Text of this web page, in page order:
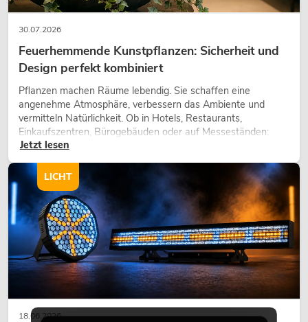
30.07.2026
Feuerhemmende Kunstpflanzen: Sicherheit und
Design perfekt kombiniert
Pflanzen machen Räume lebendig. Sie schaffen eine
angenehme Atmosphäre, verbessern das Ambiente und
vermitteln Natürlichkeit. Ob in Hotels, Restaurants,
Einkaufszentren, Bürogebäuden oder auf Messeständen:
eine hochwertige Begrünung gehört heute längst zum
Jetzt lesen
18.06.2026
LICHT